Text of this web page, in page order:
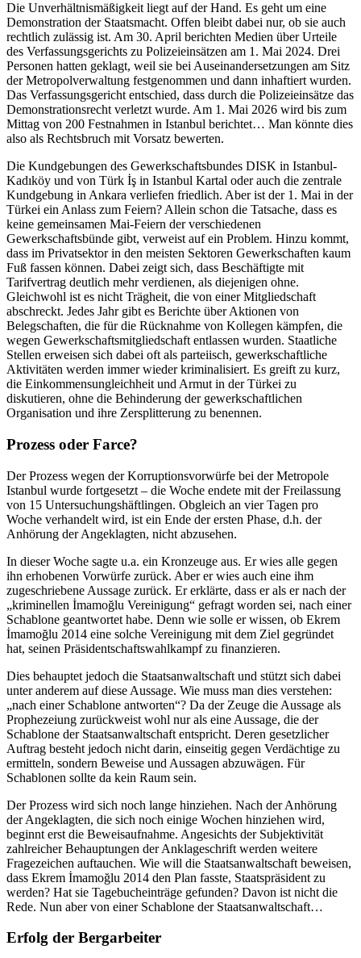
Die Unverhältnismäßigkeit liegt auf der Hand. Es geht um eine
Demonstration der Staatsmacht. Offen bleibt dabei nur, ob sie auch
rechtlich zulässig ist. Am 30. April berichten Medien über Urteile
des Verfassungsgerichts zu Polizeieinsätzen am 1. Mai 2024. Drei
Personen hatten geklagt, weil sie bei Auseinandersetzungen am Sitz
der Metropolverwaltung festgenommen und dann inhaftiert wurden.
Das Verfassungsgericht entschied, dass durch die Polizeieinsätze das
Demonstrationsrecht verletzt wurde. Am 1. Mai 2026 wird bis zum
Mittag von 200 Festnahmen in Istanbul berichtet… Man könnte dies
also als Rechtsbruch mit Vorsatz bewerten.
Die Kundgebungen des Gewerkschaftsbundes DISK in Istanbul-
Kadıköy und von Türk İş in Istanbul Kartal oder auch die zentrale
Kundgebung in Ankara verliefen friedlich. Aber ist der 1. Mai in der
Türkei ein Anlass zum Feiern? Allein schon die Tatsache, dass es
keine gemeinsamen Mai-Feiern der verschiedenen
Gewerkschaftsbünde gibt, verweist auf ein Problem. Hinzu kommt,
dass im Privatsektor in den meisten Sektoren Gewerkschaften kaum
Fuß fassen können. Dabei zeigt sich, dass Beschäftigte mit
Tarifvertrag deutlich mehr verdienen, als diejenigen ohne.
Gleichwohl ist es nicht Trägheit, die von einer Mitgliedschaft
abschreckt. Jedes Jahr gibt es Berichte über Aktionen von
Belegschaften, die für die Rücknahme von Kollegen kämpfen, die
wegen Gewerkschaftsmitgliedschaft entlassen wurden. Staatliche
Stellen erweisen sich dabei oft als parteiisch, gewerkschaftliche
Aktivitäten werden immer wieder kriminalisiert. Es greift zu kurz,
die Einkommensungleichheit und Armut in der Türkei zu
diskutieren, ohne die Behinderung der gewerkschaftlichen
Organisation und ihre Zersplitterung zu benennen.
Prozess oder Farce?
Der Prozess wegen der Korruptionsvorwürfe bei der Metropole
Istanbul wurde fortgesetzt – die Woche endete mit der Freilassung
von 15 Untersuchungshäftlingen. Obgleich an vier Tagen pro
Woche verhandelt wird, ist ein Ende der ersten Phase, d.h. der
Anhörung der Angeklagten, nicht abzusehen.
In dieser Woche sagte u.a. ein Kronzeuge aus. Er wies alle gegen
ihn erhobenen Vorwürfe zurück. Aber er wies auch eine ihm
zugeschriebene Aussage zurück. Er erklärte, dass er als er nach der
„kriminellen İmamoğlu Vereinigung“ gefragt worden sei, nach einer
Schablone geantwortet habe. Denn wie solle er wissen, ob Ekrem
İmamoğlu 2014 eine solche Vereinigung mit dem Ziel gegründet
hat, seinen Präsidentschaftswahlkampf zu finanzieren.
Dies behauptet jedoch die Staatsanwaltschaft und stützt sich dabei
unter anderem auf diese Aussage. Wie muss man dies verstehen:
„nach einer Schablone antworten“? Da der Zeuge die Aussage als
Prophezeiung zurückweist wohl nur als eine Aussage, die der
Schablone der Staatsanwaltschaft entspricht. Deren gesetzlicher
Auftrag besteht jedoch nicht darin, einseitig gegen Verdächtige zu
ermitteln, sondern Beweise und Aussagen abzuwägen. Für
Schablonen sollte da kein Raum sein.
Der Prozess wird sich noch lange hinziehen. Nach der Anhörung
der Angeklagten, die sich noch einige Wochen hinziehen wird,
beginnt erst die Beweisaufnahme. Angesichts der Subjektivität
zahlreicher Behauptungen der Anklageschrift werden weitere
Fragezeichen auftauchen. Wie will die Staatsanwaltschaft beweisen,
dass Ekrem İmamoğlu 2014 den Plan fasste, Staatspräsident zu
werden? Hat sie Tagebucheinträge gefunden? Davon ist nicht die
Rede. Nun aber von einer Schablone der Staatsanwaltschaft…
Erfolg der Bergarbeiter